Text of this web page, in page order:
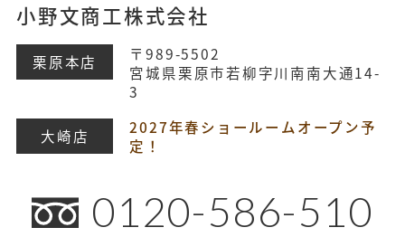
小野文商工株式会社
栗原本店
〒989-5502
宮城県栗原市若柳字川南南大通14-
3
大崎店
2027年春ショールームオープン予
定！
0120-586-510